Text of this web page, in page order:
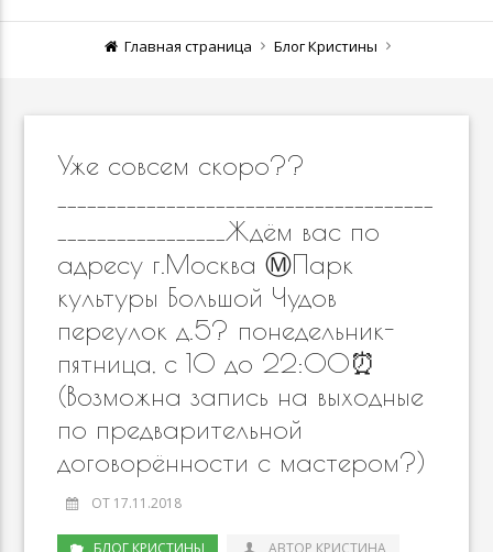
Главная страница Блог Кристины
Уже совсем скоро??
_________________Ждём вас по
адресу г.Москва Ⓜ️Парк
культуры Большой Чудов
переулок д.5? понедельник-
пятница, с 10 до 22:00⏰
(Возможна запись на выходные
по предварительной
договорённости с мастером?)
ОТ 17.11.2018
БЛОГ КРИСТИНЫ АВТОР КРИСТИНА